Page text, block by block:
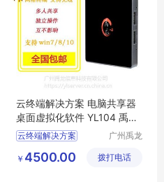
云终端解决方案 电脑共享器
桌面虚拟化软件 YL104 禹龙
云
云终端解决方案
云终端机
广州禹龙
有限公司
￥ 4500.00 拨打电话